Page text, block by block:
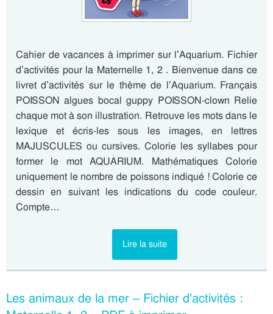
Cahier de vacances à imprimer sur l’Aquarium. Fichier
d’activités pour la Maternelle 1, 2 . Bienvenue dans ce
livret d’activités sur le thème de l’Aquarium. Français
POISSON algues bocal guppy POISSON-clown Relie
chaque mot à son illustration. Retrouve les mots dans le
lexique et écris-les sous les images, en lettres
MAJUSCULES ou cursives. Colorie les syllabes pour
former le mot AQUARIUM. Mathématiques Colorie
uniquement le nombre de poissons indiqué ! Colorie ce
dessin en suivant les indications du code couleur.
Compte…
Lire la suite
Les animaux de la mer – Fichier d’activités :